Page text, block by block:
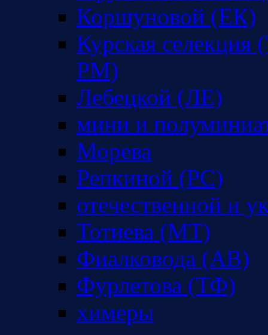
Коршуновой (ЕК)
Курская
РМ)
Лебецкой (ЛЕ)
мини и
Морева
Репкиной (РС)
отечественной и
Тотиева (МТ)
Фиалковода (АВ)
Фурлетова (ТФ)
химеры